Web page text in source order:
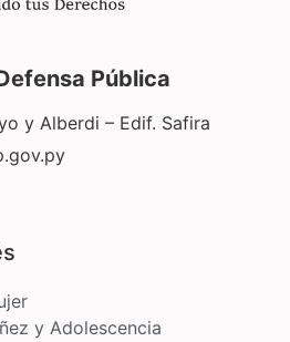
Pública
y Alberdi – Edif. Safira
y Adolescencia